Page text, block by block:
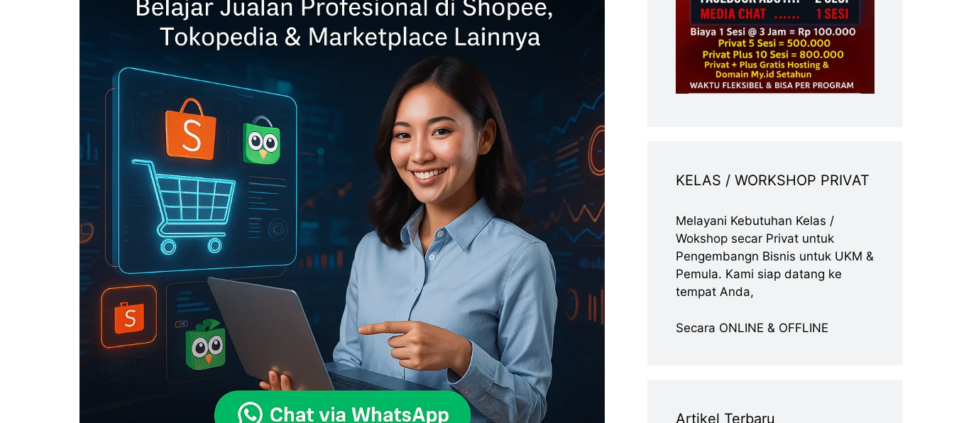
KELAS / WORKSHOP PRIVAT
Melayani Kebutuhan Kelas /
Wokshop secar Privat untuk
Pengembangn Bisnis untuk UKM &
Pemula. Kami siap datang ke
tempat Anda,
Secara ONLINE & OFFLINE
Artikel Terbaru